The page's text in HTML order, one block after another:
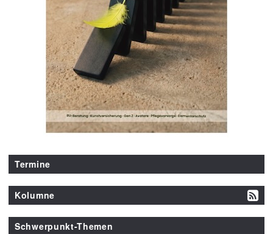
Termine
Kolumne
Schwerpunkt-Themen